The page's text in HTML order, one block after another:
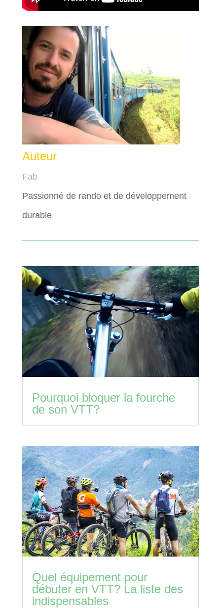
Auteur
Fab
Passionné de rando et de développement
durable
Pourquoi bloquer la fourche
de son VTT?
Quel équipement pour
débuter en VTT? La liste des
indispensables